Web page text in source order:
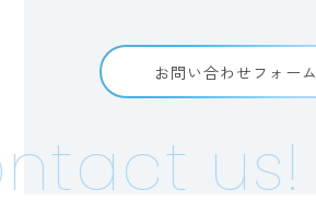
お問い合わせフォーム
us!